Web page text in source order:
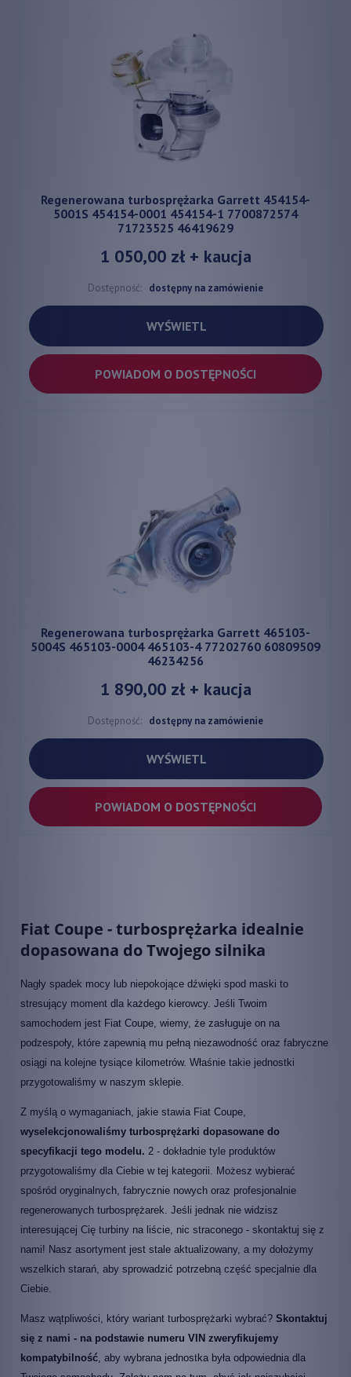
Regenerowana turbosprężarka Garrett 454154-
5001S 454154-0001 454154-1 7700872574
71723525 46419629
1 050,00 zł+ kaucja
Dostępność: dostępny na zamówienie
WYŚWIETL
POWIADOM O DOSTĘPNOŚCI
Regenerowana turbosprężarka Garrett 465103-
5004S 465103-0004 465103-4 77202760 60809509
46234256
1 890,00 zł+ kaucja
Dostępność: dostępny na zamówienie
WYŚWIETL
POWIADOM O DOSTĘPNOŚCI
Fiat Coupe - turbosprężarka idealnie
dopasowana do Twojego silnika
Nagły spadek mocy lub niepokojące dźwięki spod maski to
stresujący moment dla każdego kierowcy. Jeśli Twoim
samochodem jest Fiat Coupe, wiemy, że zasługuje on na
podzespoły, które zapewnią mu pełną niezawodność oraz fabryczne
osiągi na kolejne tysiące kilometrów. Właśnie takie jednostki
przygotowaliśmy w naszym sklepie.
Z myślą o wymaganiach, jakie stawia Fiat Coupe,
wyselekcjonowaliśmy turbosprężarki dopasowane do
specyfikacji tego modelu. 2 - dokładnie tyle produktów
przygotowaliśmy dla Ciebie w tej kategorii. Możesz wybierać
spośród oryginalnych, fabrycznie nowych oraz profesjonalnie
regenerowanych turbosprężarek. Jeśli jednak nie widzisz
interesującej Cię turbiny na liście, nic straconego - skontaktuj się z
nami! Nasz asortyment jest stale aktualizowany, a my dołożymy
wszelkich starań, aby sprowadzić potrzebną część specjalnie dla
Ciebie.
Masz wątpliwości, który wariant turbosprężarki wybrać? Skontaktuj
się z nami - na podstawie numeru VIN zweryfikujemy
kompatybilność , aby wybrana jednostka była odpowiednia dla